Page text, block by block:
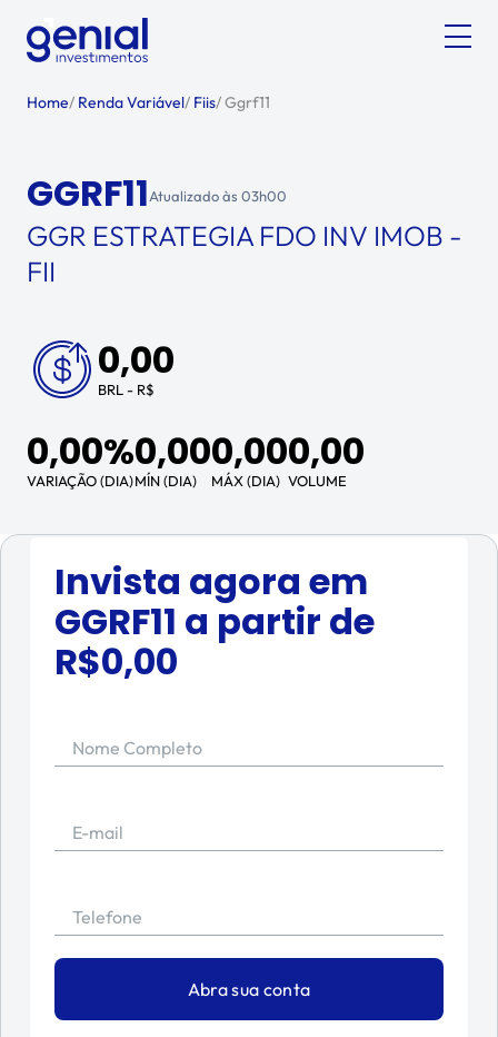
Home/ Renda Variável/ Fiis/Ggrf11
GGRF11Atualizado às 03h00
GGR ESTRATEGIA FDO INV IMOB -
FII
0,00
BRL - R$
0,00%
VARIAÇÃO (DIA)
0,00
MÍN (DIA)
0,00
MÁX (DIA)
0,00
VOLUME
Invista agora em
GGRF11 a partir de
R$0,00
Nome Completo
E-mail
Telefone
Abra sua conta